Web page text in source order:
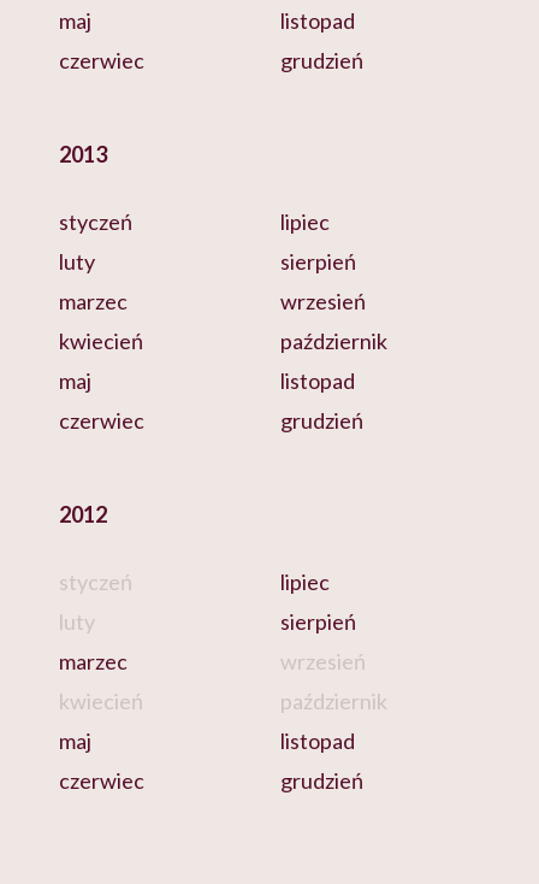
maj
czerwiec
listopad
grudzień
2013
styczeń
luty
marzec
kwiecień
maj
czerwiec
lipiec
sierpień
wrzesień
październik
listopad
grudzień
2012
styczeń
luty
marzec
kwiecień
maj
czerwiec
lipiec
sierpień
wrzesień
październik
listopad
grudzień